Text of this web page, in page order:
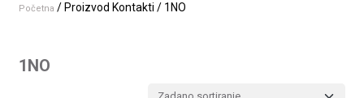
Početna / Proizvod Kontakti / 1NO
1NO